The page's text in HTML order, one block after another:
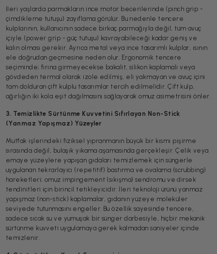
İleri yaşlarda parmakların ince motor becerilerinde (pinch grip -
çimdikleme tutuşu) zayıflama görülür. Bu nedenle tencere
kulplarının, kullanıcının sadece birkaç parmağıyla değil, tüm avuç
içiyle (power grip - güç tutuşu) kavrayabileceği kadar geniş ve
kalın olması gerekir. Ayrıca metal veya ince tasarımlı kulplar, ısının
ele doğrudan geçmesine neden olur. Ergonomik tencere
seçiminde; fırına girmeyecekse bakalit, silikon kaplamalı veya
gövdeden termal olarak izole edilmiş, eli yakmayan ve avuç içini
tam dolduran çift kulplu tasarımlar tercih edilmelidir. Çift kulp,
ağırlığın iki kola eşit dağılmasını sağlayarak omuz asimetrisini önler.
3. Temizlikte Sürtünme Kuvvetini Sıfırlayan Non-Stick
(Yanmaz Yapışmaz) Yüzeyler
Mutfak işlerindeki fiziksel yıpranmanın büyük bir kısmı pişirme
sırasında değil, bulaşık yıkama aşamasında gerçekleşir. Çelik veya
emaye yüzeylere yapışan gıdaları temizlemek için süngerle
uygulanan tekrarlayıcı (repetitif) bastırma ve ovalama (scrubbing)
hareketleri; omuz impingement (sıkışma) sendromu ve dirsek
tendinitleri için birincil tetikleyicidir. İleri teknoloji ürünü yanmaz
yapışmaz (non-stick) kaplamalar, gıdanın yüzeye moleküler
seviyede tutunmasını engeller. Bu özellik sayesinde tencere,
sadece sıcak su ve yumuşak bir sünger darbesiyle, hiçbir mekanik
sürtünme kuvveti uygulamaya gerek kalmadan saniyeler içinde
temizlenir.